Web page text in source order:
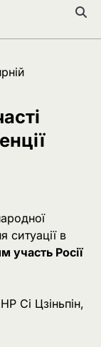
ситуації в
участь Росії
Сі Цзіньпін,